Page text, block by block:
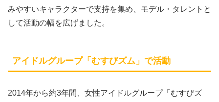
みやすいキャラクターで支持を集め、モデル・タレントと
して活動の幅を広げました。
アイドルグループ「むすびズム」で活動
2014年から約3年間、女性アイドルグループ「むすびズ